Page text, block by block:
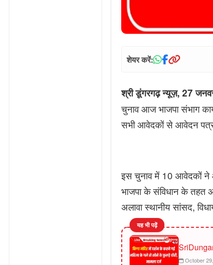
शेयर करें:
श्री डूंगरगढ़ न्यूज़, 27
चुनाव आज भाजपा संभाग
सभी आवेदकों से आवेदन
इस चुनाव में 10 आवेदकों ने
भाजपा के संविधान के तहत
अलावा स्थानीय सांसद,
यह भी पढ़ें
October